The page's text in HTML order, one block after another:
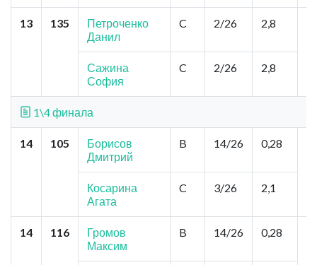
13 135
Петроченко
Данил
C 2/26 2,8
Сажина
София
C 2/26 2,8
1\4 финала
14 105
Борисов
Дмитрий
B 14/26 0,28
Косарина
Агата
C 3/26 2,1
14 116
Громов
Максим
B 14/26 0,28